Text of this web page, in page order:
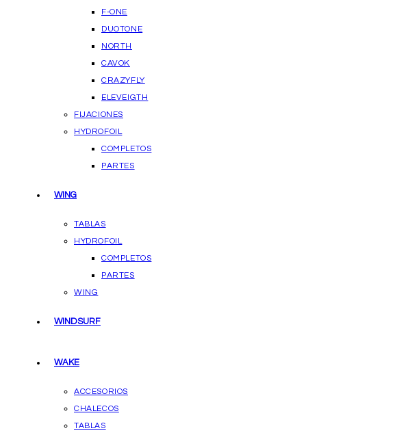
F-ONE
DUOTONE
NORTH
CAVOK
CRAZYFLY
ELEVEIGTH
FIJACIONES
HYDROFOIL
COMPLETOS
PARTES
WING
TABLAS
HYDROFOIL
COMPLETOS
PARTES
WING
WINDSURF
WAKE
ACCESORIOS
CHALECOS
TABLAS